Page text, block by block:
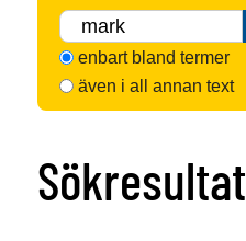
enbart bland termer
även i all annan text
Sökresultat